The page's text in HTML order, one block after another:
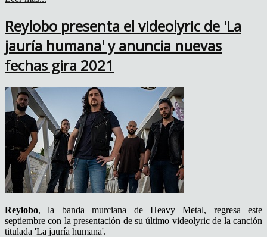
Reylobo presenta el videolyric de 'La
jauría humana' y anuncia nuevas
fechas gira 2021
Reylobo, la banda murciana de Heavy Metal, regresa este
septiembre con la presentación de su último videolyric de la canción
titulada 'La jauría humana'.